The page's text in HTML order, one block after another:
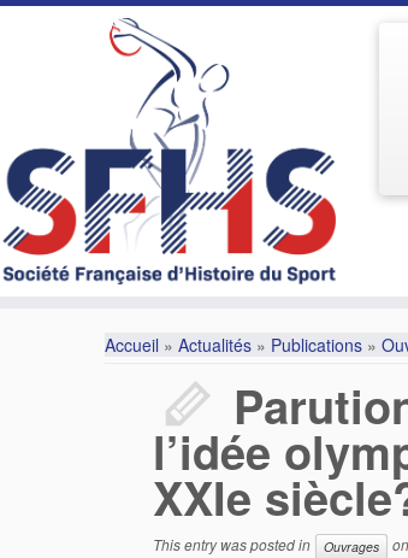
Accueil » Actualités » Publications »
l’idée
XXIe
This entry was posted in Ouvrages on